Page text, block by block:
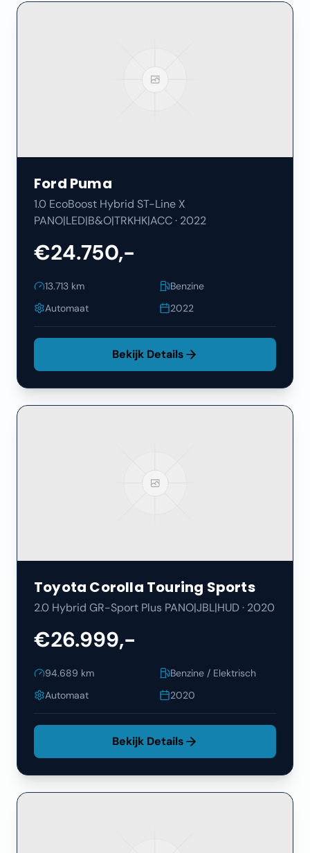
Ford Puma
1.0 EcoBoost Hybrid ST-Line X
PANO|LED|B&O|TRKHK|ACC· 2022
€24.750,-
13.713 km
Benzine
Automaat
2022
Bekijk Details
Toyota Corolla Touring Sports
2.0 Hybrid GR-Sport Plus PANO|JBL|HUD· 2020
€26.999,-
94.689 km
Benzine / Elektrisch
Automaat
2020
Bekijk Details